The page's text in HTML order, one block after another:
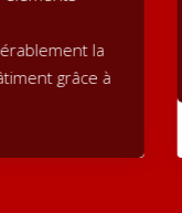
Elles protègent
dégradation de